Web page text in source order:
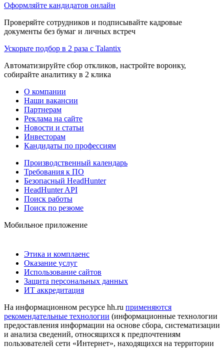
Оформляйте кандидатов онлайн
Проверяйте сотрудников и подписывайте кадровые
документы без бумаг и личных встреч
Ускорьте подбор в 2 раза с Talantix
Автоматизируйте сбор откликов, настройте воронку,
собирайте аналитику в 2 клика
О компании
Наши вакансии
Партнерам
Реклама на сайте
Новости и статьи
Инвесторам
Кандидаты по профессиям
Производственный календарь
Требования к ПО
Безопасный HeadHunter
HeadHunter API
Поиск работы
Поиск по резюме
Мобильное приложение
Этика и комплаенс
Оказание услуг
Использование сайтов
Защита персональных данных
ИТ аккредитация
На информационном ресурсе hh.ru применяются
рекомендательные технологии (информационные технологии
предоставления информации на основе сбора, систематизации
и анализа сведений, относящихся к предпочтениям
пользователей сети «Интернет», находящихся на территории